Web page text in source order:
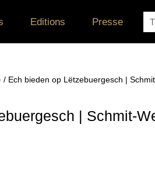
Editions Presse
/ Ech bieden op Lëtzebuergesch |
| Schmit-